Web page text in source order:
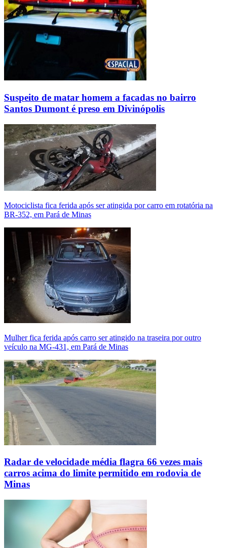
Suspeito de matar homem a facadas no bairro
Santos Dumont é preso em Divinópolis
Motociclista fica ferida após ser atingida por carro em rotatória na
BR-352, em Pará de Minas
Mulher fica ferida após carro ser atingido na traseira por outro
veículo na MG-431, em Pará de Minas
Radar de velocidade média flagra 66 vezes mais
carros acima do limite permitido em rodovia de
Minas